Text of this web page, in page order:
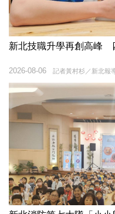
新北技職升學再創高峰
記者黃村杉／新北報
2026-08-06